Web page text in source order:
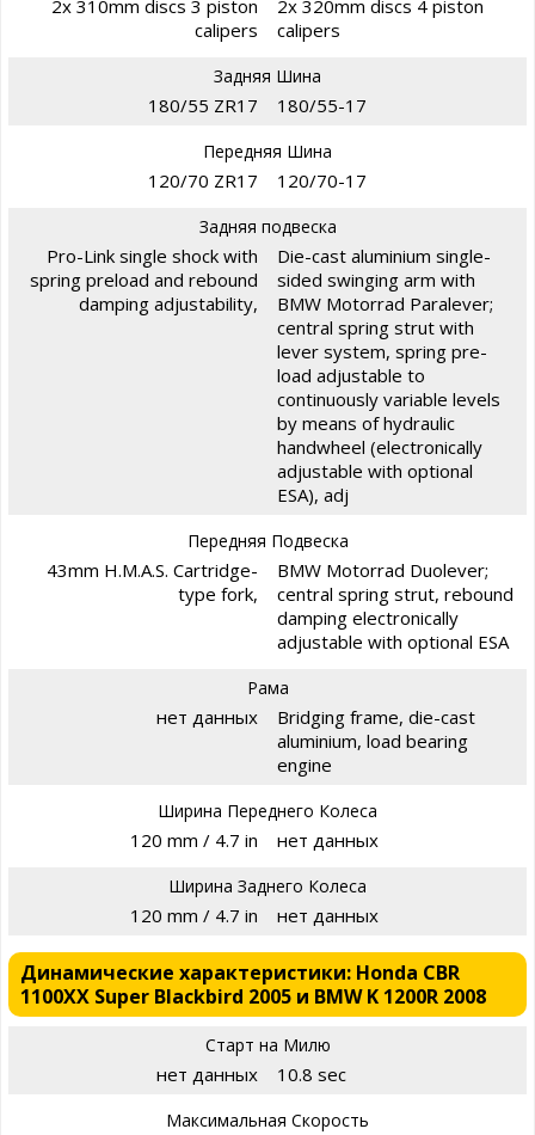
2x 310mm discs 3 piston
calipers
2x 320mm discs 4 piston
calipers
Задняя Шина
180/55 ZR17 180/55-17
Передняя Шина
120/70 ZR17 120/70-17
Задняя подвеска
Pro-Link single shock with
spring preload and rebound
damping adjustability,
Die-cast aluminium single-
sided swinging arm with
BMW Motorrad Paralever;
central spring strut with
lever system, spring pre-
load adjustable to
continuously variable levels
by means of hydraulic
handwheel (electronically
adjustable with optional
ESA), adj
Передняя Подвеска
43mm H.M.A.S. Cartridge-
type fork,
BMW Motorrad Duolever;
central spring strut, rebound
damping electronically
adjustable with optional ESA
Рама
нет данных
Bridging frame, die-cast
aluminium, load bearing
engine
Ширина Переднего Колеса
120 mm / 4.7 in нет данных
Ширина Заднего Колеса
120 mm / 4.7 in нет данных
Динамические характеристики: Honda CBR
1100XX Super Blackbird 2005 и BMW K 1200R 2008
Старт на Милю
нет данных 10.8 sec
Максимальная Скорость